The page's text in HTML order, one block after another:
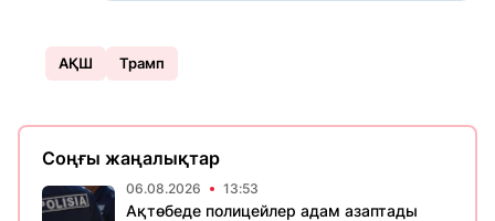
АҚШ Трамп
Соңғы жаңалықтар
06.08.2026 13:53
Ақтөбеде полицейлер адам азаптады